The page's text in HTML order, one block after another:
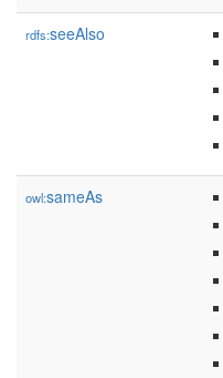
rdfs:seeAlso
owl:sameAs